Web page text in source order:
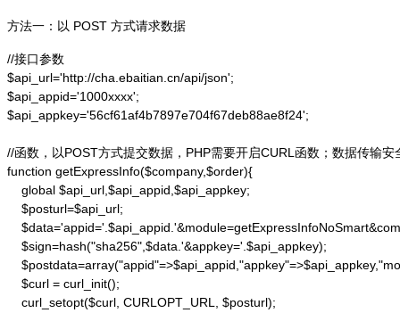
方法一：以 POST 方式请求数据
//接口参数
$api_url='http://cha.ebaitian.cn/api/json';
$api_appid='1000xxxx';
$api_appkey='56cf61af4b7897e704f67deb88ae8f24';
//函数，以POST方式提交数据，PHP需要开启CURL函数；数据传输安
function getExpressInfo($company,$order){
    global $api_url,$api_appid,$api_appkey;
    $posturl=$api_url;
    $sign=hash("sha256",$data.'&appkey='.$api_appkey);
    $curl = curl_init();
    curl_setopt($curl, CURLOPT_URL, $posturl);